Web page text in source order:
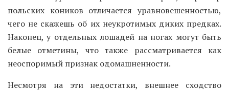
польских коников отличается уравновешенностью,
чего не скажешь об их неукротимых диких предках.
Наконец, у отдельных лошадей на ногах могут быть
белые отметины, что также рассматривается как
неоспоримый признак одомашненности.
Несмотря на эти недостатки, внешнее сходство